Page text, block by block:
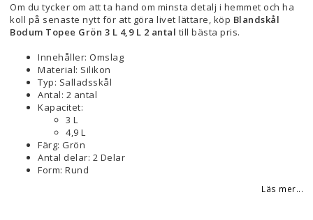
Om du tycker om att ta hand om minsta detalj i hemmet och ha
koll på senaste nytt för att göra livet lättare, köp Blandskål
Bodum Topee Grön 3 L 4,9 L 2 antal till bästa pris.
Innehåller: Omslag
Material: Silikon
Typ: Salladsskål
Antal: 2 antal
Kapacitet:
3 L
4,9 L
Färg: Grön
Antal delar: 2 Delar
Form: Rund
Läs mer...